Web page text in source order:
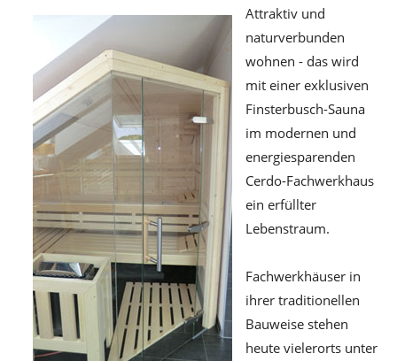
Attraktiv und
naturverbunden
wohnen - das wird
mit einer exklusiven
Finsterbusch-Sauna
im modernen und
energiesparenden
Cerdo-Fachwerkhaus
ein erfüllter
Lebenstraum.
Fachwerkhäuser in
ihrer traditionellen
Bauweise stehen
heute vielerorts unter